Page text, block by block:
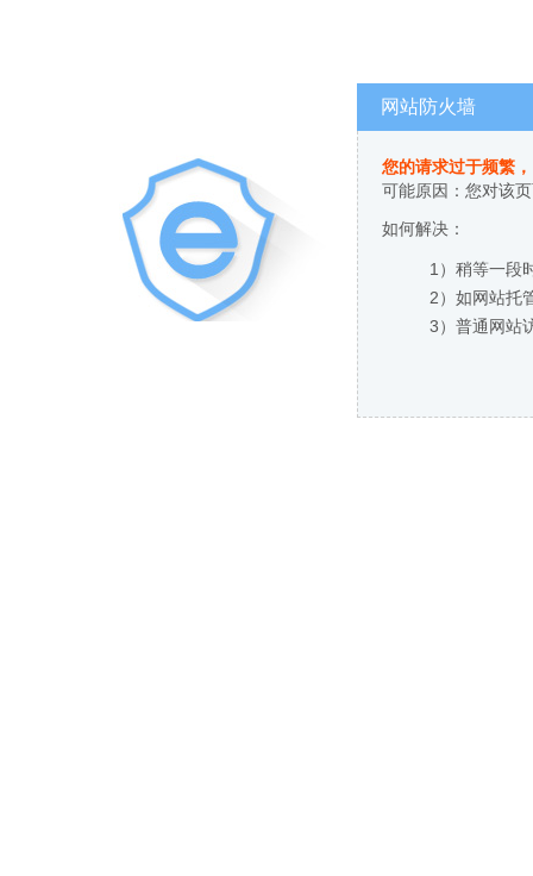
网站防火墙
您的请求过于频繁
可能原因：您对该
如何解决：
1）稍等一段
2）如网站托
3）普通网站